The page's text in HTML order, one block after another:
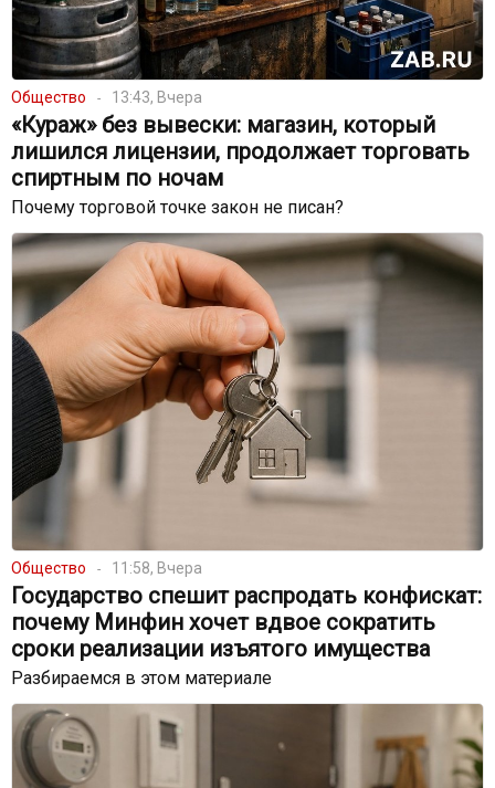
Общество 13:43, Вчера
«Кураж» без вывески: магазин, который
лишился лицензии, продолжает торговать
спиртным по ночам
Почему торговой точке закон не писан?
Общество 11:58, Вчера
Государство спешит распродать конфискат:
почему Минфин хочет вдвое сократить
сроки реализации изъятого имущества
Разбираемся в этом материале